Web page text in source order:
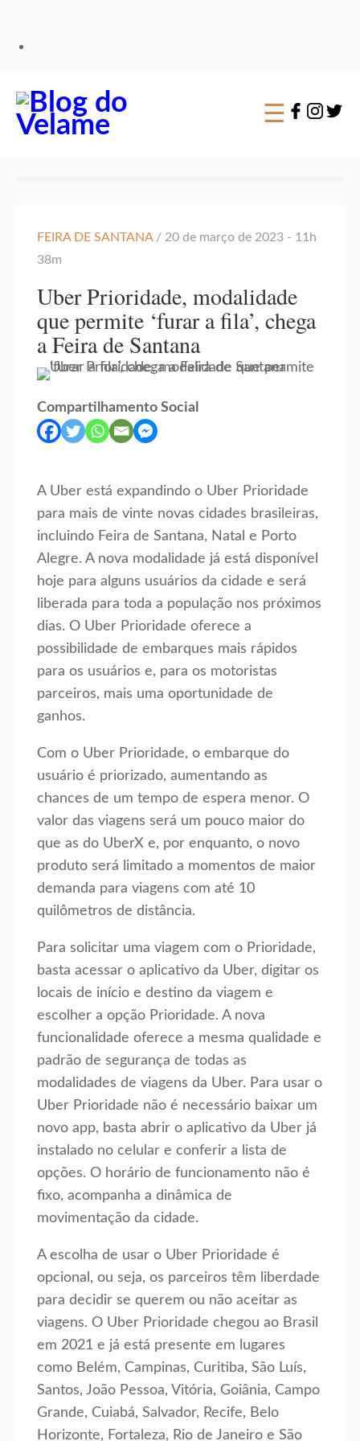
☰
FEIRA DE SANTANA / 20 de março de 2023 - 11h
38m
Uber Prioridade, modalidade
que permite ‘furar a fila’, chega
a Feira de Santana
Compartilhamento Social
A Uber está expandindo o Uber Prioridade
para mais de vinte novas cidades brasileiras,
incluindo Feira de Santana, Natal e Porto
Alegre. A nova modalidade já está disponível
hoje para alguns usuários da cidade e será
liberada para toda a população nos próximos
dias. O Uber Prioridade oferece a
possibilidade de embarques mais rápidos
para os usuários e, para os motoristas
parceiros, mais uma oportunidade de
ganhos.
Com o Uber Prioridade, o embarque do
usuário é priorizado, aumentando as
chances de um tempo de espera menor. O
valor das viagens será um pouco maior do
que as do UberX e, por enquanto, o novo
produto será limitado a momentos de maior
demanda para viagens com até 10
quilômetros de distância.
Para solicitar uma viagem com o Prioridade,
basta acessar o aplicativo da Uber, digitar os
locais de início e destino da viagem e
escolher a opção Prioridade. A nova
funcionalidade oferece a mesma qualidade e
padrão de segurança de todas as
modalidades de viagens da Uber. Para usar o
Uber Prioridade não é necessário baixar um
novo app, basta abrir o aplicativo da Uber já
instalado no celular e conferir a lista de
opções. O horário de funcionamento não é
fixo, acompanha a dinâmica de
movimentação da cidade.
A escolha de usar o Uber Prioridade é
opcional, ou seja, os parceiros têm liberdade
para decidir se querem ou não aceitar as
viagens. O Uber Prioridade chegou ao Brasil
em 2021 e já está presente em lugares
como Belém, Campinas, Curitiba, São Luís,
Santos, João Pessoa, Vitória, Goiânia, Campo
Grande, Cuiabá, Salvador, Recife, Belo
Horizonte, Fortaleza, Rio de Janeiro e São